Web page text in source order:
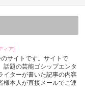
ィア]
サイトです。サイトで
話題の芸能ゴシップエンタ
イターが書いた記事の内容
様本人が直接メールでご連